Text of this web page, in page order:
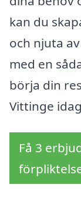
kan du
och njuta
med en
börja din
Vittinge
Få 3